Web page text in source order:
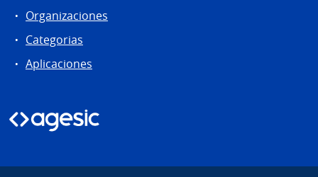
Organizaciones
Categorias
Aplicaciones